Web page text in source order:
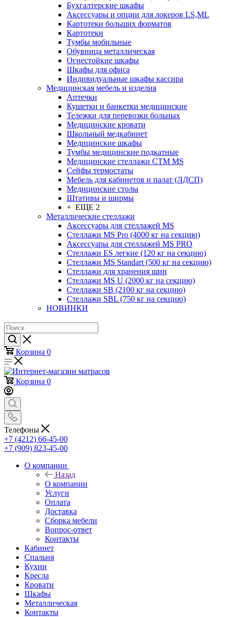
Бухгалтерские шкафы
Аксессуары и опции для локеров LS,ML
Картотеки больших форматов
Картотеки
Тумбы мобильные
Обувница металлическая
Огнестойкие шкафы
Шкафы для офиса
Индивидуальные шкафы кассира
Медицинская мебель и изделия
Аптечки
Кушетки и банкетки медицинские
Тележки для перевозки больных
Медицинские кровати
Школьный медкабинет
Медицинские шкафы
Тумбы медицинские подкатные
Медицинские стеллажи CTM MS
Сейфы термостаты
Мебель для кабинетов и палат (ЛДСП)
Медицинские столы
Штативы и ширмы
+ ЕЩЕ 2
Металлические стеллажи
Аксессуары для стеллажей MS
Стеллажи MS Pro (4000 кг на секцию)
Аксессуары для стеллажей MS PRO
Стеллажи ES легкие (120 кг на секцию)
Стеллажи MS Standart (500 кг на секцию)
Стеллажи для хранения шин
Стеллажи MS U (2000 кг на секцию)
Стеллажи SB (2100 кг на секцию)
Стеллажи SBL (750 кг на секцию)
НОВИНКИ
Корзина 0
Корзина 0
Телефоны
+7 (4212) 66-45-00
+7 (909) 823-45-00
О компании
Назад
О компании
Услуги
Оплата
Доставка
Сборка мебели
Вопрос-ответ
Контакты
Кабинет
Спальня
Кухни
Кресла
Кровати
Шкафы
Металлическая
Контакты